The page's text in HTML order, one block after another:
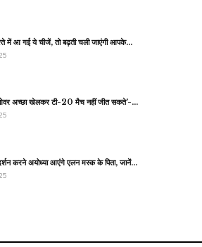
में आ गई ये चीजें, तो बढ़ती चली जाएंगी आपके…
अच्छा खेलकर टी-20 मैच नहीं जीत सकते’-…
करने अयोध्या आएंगे एलन मस्क के पिता, जानें…